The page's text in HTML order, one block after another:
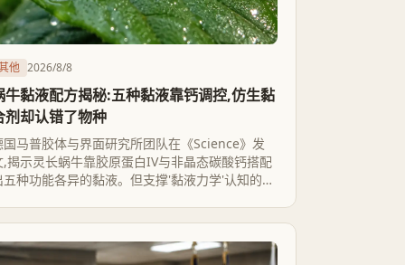
他 2026/8/8
牛黏液配方揭秘:五种黏液靠钙调控,仿生黏
剂却认错了物种
国马普胶体与界面研究所团队在《Science》发
,揭示灵长蜗牛靠胶原蛋白IV与非晶态碳酸钙搭配
五种功能各异的黏液。但支撑'黏液力学'认知的经